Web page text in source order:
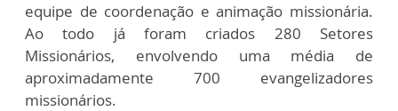
equipe de coordenação e animação missionária.
Ao todo já foram criados 280 Setores
Missionários, envolvendo uma média de
aproximadamente 700 evangelizadores
missionários.